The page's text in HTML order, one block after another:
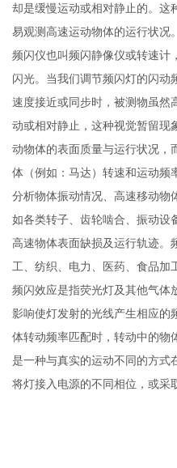
却是缓慢运动或相对静止的。这
易观测高速运动物体的运行状况。
频闪仪也叫频闪静像仪或转速计
闪光。当我们调节频闪灯的闪动
速度接近或同步时，被测物虽然
动或相对静止，这种视觉暂留现
动物体的表面质量与运行状况，
体（例如：马达）转速和运动频
分析物体振动情况、高速移动物
如各类转子、齿轮啮合、振动设
高速物体表面缺损及运行轨迹。
工、纺织、电力、医药、食品加
频闪效应是指荧光灯及其他气体
影响使灯发射的光线产生相应的
体转动频率匹配时，转动中的物
是一种与真实的运动不同的方式
将灯接入电源的不同相位，或采